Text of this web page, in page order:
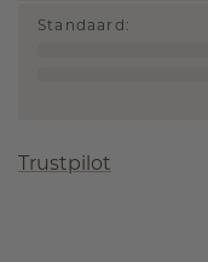
Standaard :
Trustpilot